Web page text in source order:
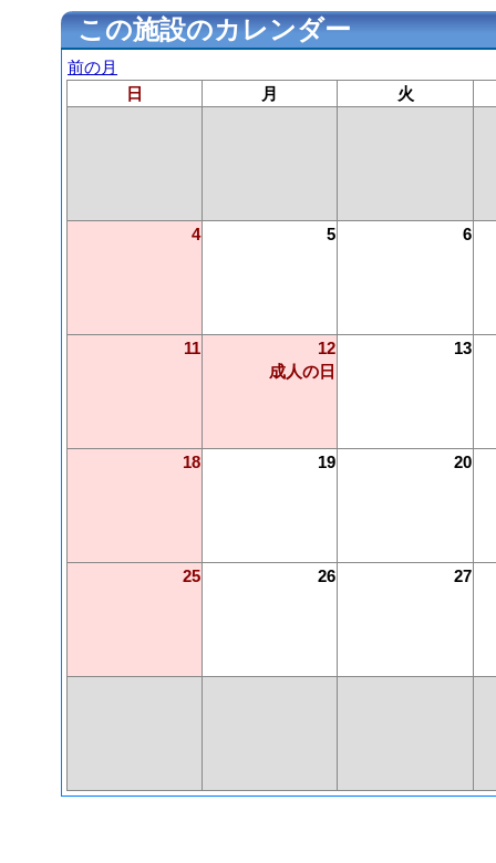
この施設のカレンダー
前の月
日
月 火
4 5 6
11
12
成人の日
13
18 19 20
25 26 27